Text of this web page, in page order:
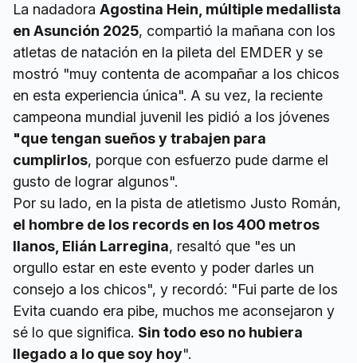
La nadadora Agostina Hein, múltiple medallista
en Asunción 2025, compartió la mañana con los
atletas de natación en la pileta del EMDER y se
mostró "muy contenta de acompañar a los chicos
en esta experiencia única". A su vez, la reciente
campeona mundial juvenil les pidió a los jóvenes
"que tengan sueños y trabajen para
cumplirlos, porque con esfuerzo pude darme el
gusto de lograr algunos".
Por su lado, en la pista de atletismo Justo Román,
el hombre de los records en los 400 metros
llanos, Elián Larregina, resaltó que "es un
orgullo estar en este evento y poder darles un
consejo a los chicos", y recordó: "Fui parte de los
Evita cuando era pibe, muchos me aconsejaron y
sé lo que significa. Sin todo eso no hubiera
llegado a lo que soy hoy".